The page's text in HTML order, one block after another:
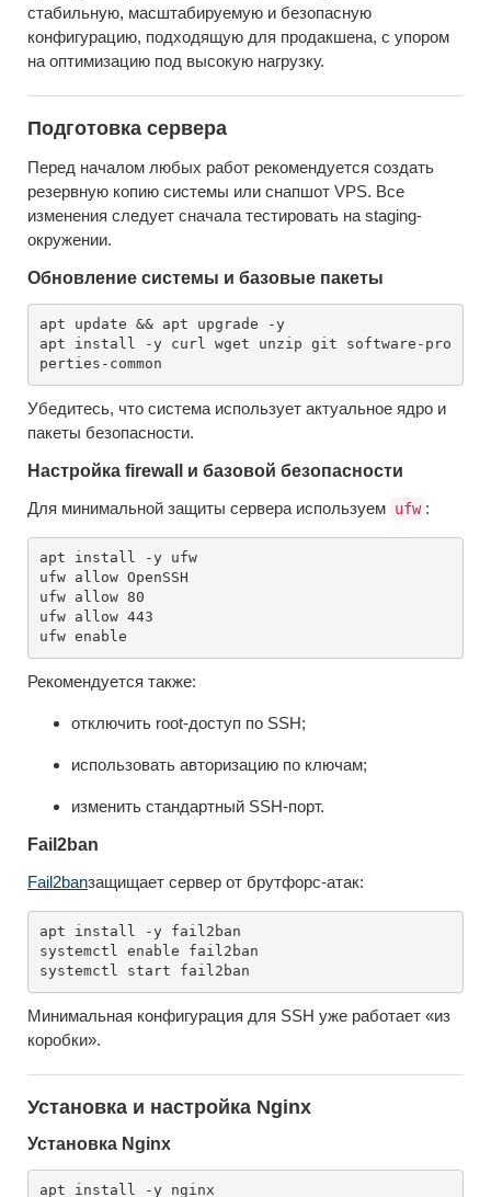
стабильную, масштабируемую и безопасную
конфигурацию, подходящую для продакшена, с упором
на оптимизацию под высокую нагрузку.
Подготовка сервера
Перед началом любых работ рекомендуется создать
резервную копию системы или снапшот VPS. Все
изменения следует сначала тестировать на staging-
окружении.
Обновление системы и базовые пакеты
apt update && apt upgrade -y
apt install -y curl wget unzip git software-pro
Убедитесь, что система использует актуальное ядро и
пакеты безопасности.
Настройка firewall и базовой безопасности
Для минимальной защиты сервера используем ufw :
apt install -y ufw
ufw allow OpenSSH
ufw allow 80
ufw allow 443
Рекомендуется также:
отключить root-доступ по SSH;
использовать авторизацию по ключам;
изменить стандартный SSH-порт.
Fail2ban
Fail2banзащищает сервер от брутфорс-атак:
apt install -y fail2ban
systemctl enable fail2ban
Минимальная конфигурация для SSH уже работает «из
коробки».
Установка и настройка Nginx
Установка Nginx
apt install -y nginx